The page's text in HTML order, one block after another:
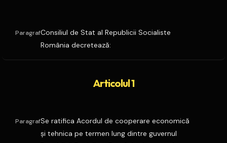
ParagrafConsiliul de Stat al Republicii Socialiste
România decretează:
Articolul 1
ParagrafSe ratifica Acordul de cooperare economică
şi tehnica pe termen lung dintre guvernul